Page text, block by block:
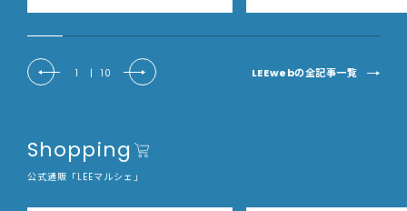
1 | 10 LEEwebの全記事一覧
Shopping
公式通販「LEEマルシェ」